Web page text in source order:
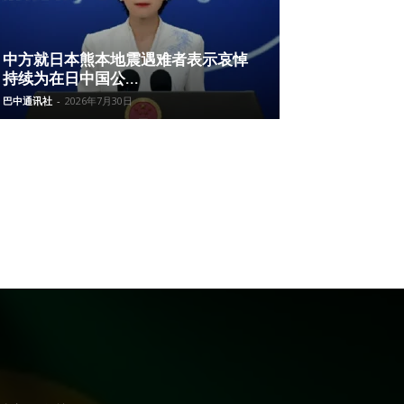
中方就日本熊本地震遇难者表示哀悼
持续为在日中国公...
巴中通讯社 - 2026年7月30日